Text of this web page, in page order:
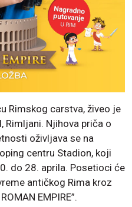
Rimskog carstva, živeo je
Rimljani. Njihova priča o
oživljava se na
centru Stadion, koji
do 28. aprila. Posetioci će
antičkog Rima kroz
EMPIRE”.